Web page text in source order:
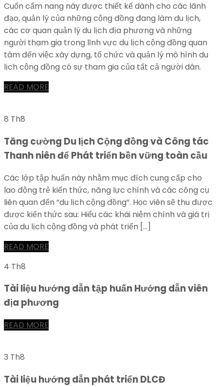
Cuốn cẩm nang này được thiết kế dành cho các lãnh
đạo, quản lý của những cộng đồng đang làm du lịch,
các cơ quan quản lý du lịch địa phương và những
người tham gia trong lĩnh vực du lịch cộng đồng quan
tâm đến việc xây dựng, tổ chức và quản lý mô hình du
lịch cộng đồng có sự tham gia của tất cả người dân.
READ MORE
8 Th8
Tăng cường Du lịch Cộng đồng và Công tác
Thanh niên để Phát triển bền vững toàn cầu
Các lớp tập huấn này nhằm mục đích cung cấp cho
lao động trẻ kiến thức, năng lực chính và các công cụ
liên quan đến “du lịch cộng đồng”. Học viên sẽ thu được
được kiến thức sau: Hiểu các khái niệm chính và giá trị
của du lịch cộng đồng và phát triển […]
READ MORE
4 Th8
Tài liệu hướng dẫn tập huấn Hướng dẫn viên
địa phương
READ MORE
3 Th8
Tài liệu hướng dẫn phát triển DLCĐ